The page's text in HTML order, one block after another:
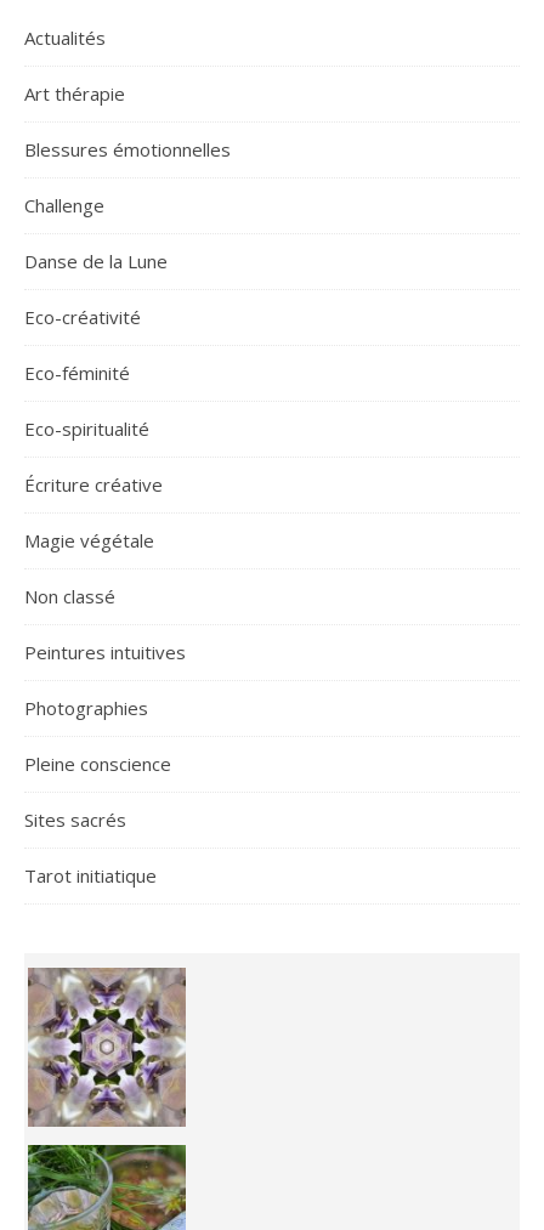
Actualités
Art thérapie
Blessures émotionnelles
Challenge
Danse de la Lune
Eco-créativité
Eco-féminité
Eco-spiritualité
Écriture créative
Magie végétale
Non classé
Peintures intuitives
Photographies
Pleine conscience
Sites sacrés
Tarot initiatique